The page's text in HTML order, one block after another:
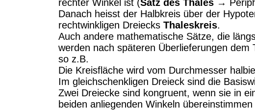
rechter Winkel ist (Satz des Thales→
Danach heisst der Halbkreis über der
rechtwinkligen Dreiecks Thaleskreis.
Auch andere mathematische Sätze, die
werden nach späteren Überlieferungen dem
so z.B.
Die Kreisfläche wird vom Durchmesser
Im gleichschenkligen Dreieck sind die
Zwei Dreiecke sind kongruent, wenn sie in
beiden anliegenden Winkeln